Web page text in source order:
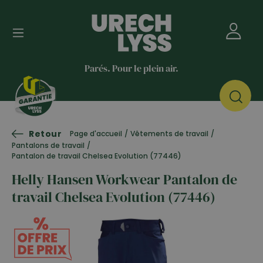
Parés. Pour le plein air.
Retour Page d'accueil / Vêtements de travail /
Pantalons de travail /
Pantalon de travail Chelsea Evolution (77446)
Helly Hansen Workwear Pantalon de
travail Chelsea Evolution (77446)